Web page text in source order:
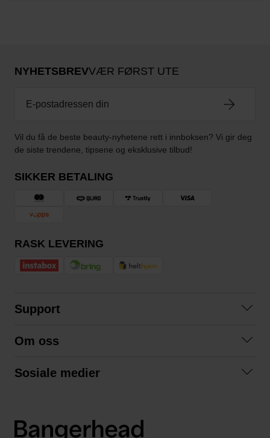
NYHETSBREVVÆR FØRST UTE
Vil du få de beste beauty-nyhetene rett i innboksen? Vi gir deg
de siste trendene, tipsene og eksklusive tilbud!
SIKKER BETALING
RASK LEVERING
Support
Kjøpsvilkår
Om oss
Sosiale medier
LinkedIn